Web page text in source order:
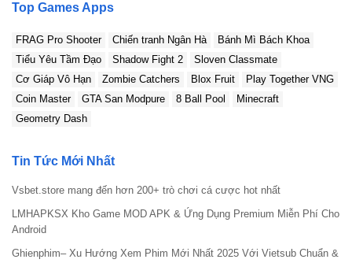
Top Games Apps
FRAG Pro Shooter Chiến tranh Ngân Hà
Bánh Mì Bách Khoa
Tiểu Yêu Tầm Đạo
Shadow Fight 2
Sloven Classmate
Cơ Giáp Vô Hạn
Zombie Catchers Blox Fruit
Play Together VNG
Coin Master
GTA San Modpure 8 Ball Pool
Minecraft
Geometry Dash
Tin Tức Mới Nhất
Vsbet.store mang đến hơn 200+ trò chơi cá cược hot nhất
LMHAPKSX Kho Game MOD APK & Ứng Dụng Premium Miễn Phí Cho
Android
Ghienphim– Xu Hướng Xem Phim Mới Nhất 2025 Với Vietsub Chuẩn &